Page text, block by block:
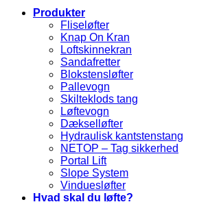
Produkter
Fliseløfter
Knap On Kran
Loftskinnekran
Sandafretter
Blokstensløfter
Pallevogn
Skilteklods tang
Løftevogn
Dækselløfter
Hydraulisk kantstenstang
NETOP – Tag sikkerhed
Portal Lift
Slope System
Vinduesløfter
Hvad skal du løfte?